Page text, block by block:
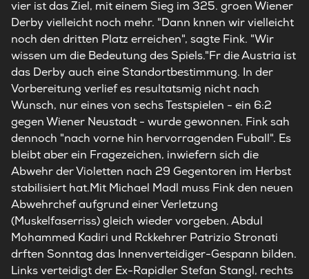
vier ist das Ziel, mit einem Sieg im 325. groen Wiener
Derby vielleicht noch mehr. "Dann knnen wir vielleicht
noch den dritten Platz erreichen", sagte Fink. "Wir
wissen um die Bedeutung des Spiels."Fr die Austria ist
das Derby auch eine Standortbestimmung. In der
Vorbereitung verlief es resultatsmig nicht nach
Wunsch, nur eines von sechs Testspielen - ein 6:2
gegen Wiener Neustadt - wurde gewonnen. Fink sah
dennoch "nach vorne hin hervorragenden Fuball". Es
bleibt aber ein Fragezeichen, inwiefern sich die
Abwehr der Violetten nach 29 Gegentoren im Herbst
stabilisiert hat.Mit Michael Madl muss Fink den neuen
Abwehrchef aufgrund einer Verletzung
(Muskelfaserriss) gleich wieder vorgeben. Abdul
Mohammed Kadiri und Rckkehrer Patrizio Stronati
drften Sonntag das Innenverteidiger-Gespann bilden.
Links verteidigt der Ex-Rapidler Stefan Stangl, rechts